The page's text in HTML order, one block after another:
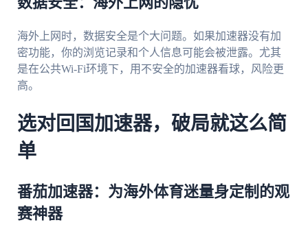
海外上网时，数据安全是个大问题。如果加速器没有加
密功能，你的浏览记录和个人信息可能会被泄露。尤其
是在公共Wi-Fi环境下，用不安全的加速器看球，风险更
高。
选对回国加速器，破局就这么简
单
番茄加速器：为海外体育迷量身定制的观
赛神器